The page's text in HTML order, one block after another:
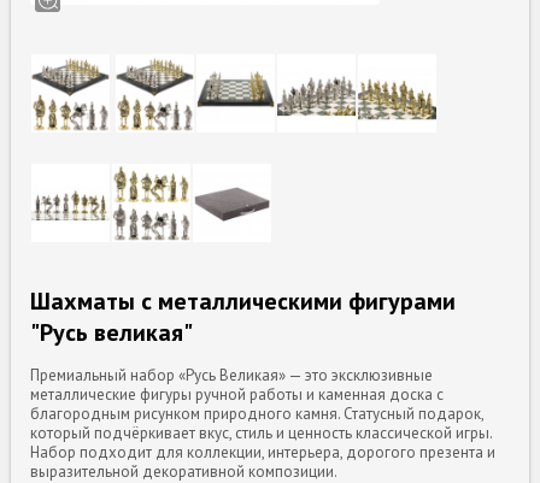
Шахматы с металлическими фигурами
"Русь великая"
Премиальный набор «Русь Великая» — это эксклюзивные
металлические фигуры ручной работы и каменная доска с
благородным рисунком природного камня. Статусный подарок,
который подчёркивает вкус, стиль и ценность классической игры.
Набор подходит для коллекции, интерьера, дорогого презента и
выразительной декоративной композиции.